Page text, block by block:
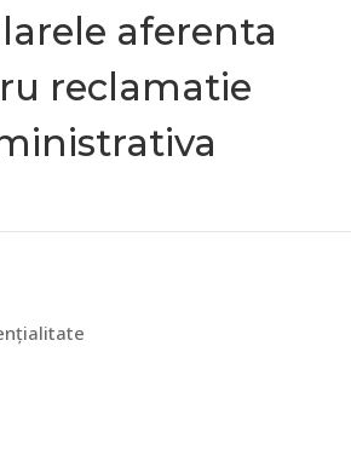
aferenta
reclamatie